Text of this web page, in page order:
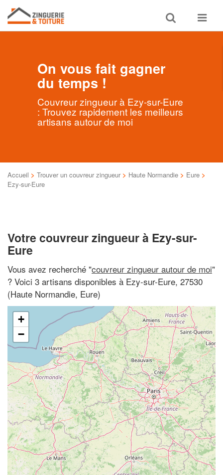
Toggle
search
Toggle
On vous fait gagner
du temps !
Couvreur zingueur à Ezy-sur-Eure
: Trouvez rapidement les meilleurs
artisans autour de moi
Accueil > Trouver un couvreur zingueur > Haute Normandie > Eure >
Ezy-sur-Eure
Votre couvreur zingueur à Ezy-sur-
Eure
Vous avez recherché "couvreur zingueur autour de moi"
? Voici 3 artisans disponibles à Ezy-sur-Eure, 27530
(Haute Normandie, Eure)
+
−